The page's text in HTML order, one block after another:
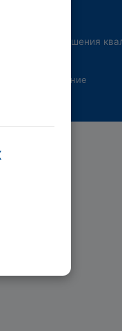
и повышения
соглашение